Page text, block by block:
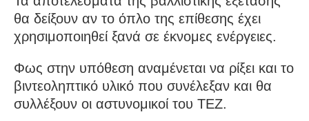
θα δείξουν αν το όπλο της επίθεσης έχει
χρησιμοποιηθεί ξανά σε έκνομες ενέργειες.
Φως στην υπόθεση αναμένεται να ρίξει και το
βιντεοληπτικό υλικό που συνέλεξαν και θα
συλλέξουν οι αστυνομικοί του ΤΕΖ.